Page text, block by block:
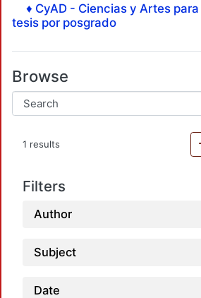
♦ CyAD - Ciencias y Artes para
tesis por posgrado
Browse
1 results
Filters
Author
Subject
Date